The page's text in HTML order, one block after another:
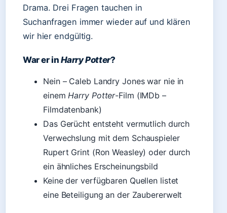
Drama. Drei Fragen tauchen in
Suchanfragen immer wieder auf und klären
wir hier endgültig.
War er in Harry Potter?
Nein – Caleb Landry Jones war nie in
einemHarry Potter-Film (IMDb –
Filmdatenbank)
Das Gerücht entsteht vermutlich durch
Verwechslung mit dem Schauspieler
Rupert Grint (Ron Weasley) oder durch
ein ähnliches Erscheinungsbild
Keine der verfügbaren Quellen listet
eine Beteiligung an der Zaubererwelt